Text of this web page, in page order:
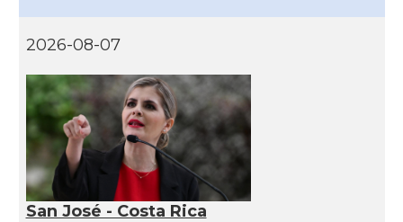
2026-08-07
San José - Costa Rica